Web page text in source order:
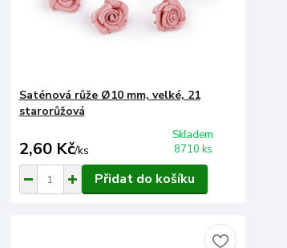
Saténová růže Ø10 mm, velké, 21
starorůžová
2,60 Kč/ks
Skladem
8710 ks
Přidat do košíku